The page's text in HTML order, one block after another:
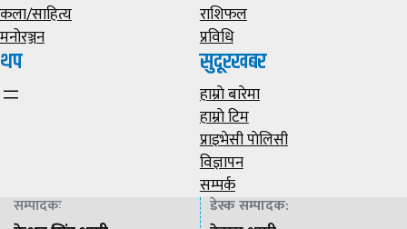
कला/साहित्य
मनोरञ्जन
राशिफल
प्रविधि
थप सुदूरखबर
हाम्राे बारेमा
हाम्राे टिम
प्राइभेसी पाेलिसी
विज्ञापन
सम्पर्क
सम्पादकः डेस्क सम्पादक: